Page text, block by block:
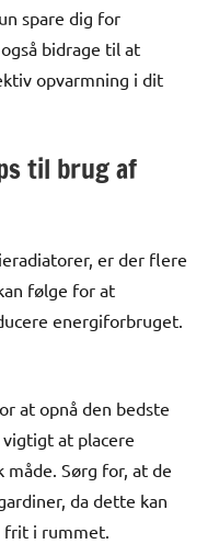
spare dig for
bidrage til at
opvarmning i dit
til brug af
er der flere
følge for at
energiforbruget.
at opnå den bedste
at placere
Sørg for, at de
da dette kan
frit i rummet.